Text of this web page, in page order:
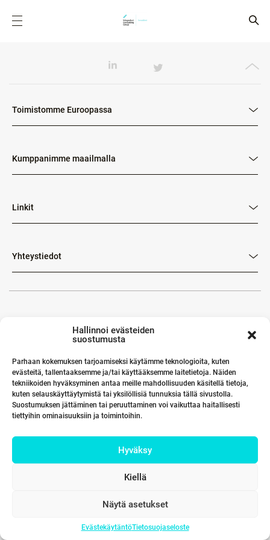
Hallinnoi evästeiden
suostumusta
Parhaan kokemuksen tarjoamiseksi käytämme teknologioita, kuten
evästeitä, tallentaaksemme ja/tai käyttääksemme laitetietoja. Näiden
tekniikoiden hyväksyminen antaa meille mahdollisuuden käsitellä tietoja,
kuten selauskäyttäytymistä tai yksilöllisiä tunnuksia tällä sivustolla.
Suostumuksen jättäminen tai peruuttaminen voi vaikuttaa haitallisesti
tiettyihin ominaisuuksiin ja toimintoihin.
Hyväksy
Kiellä
Näytä asetukset
EvästekäytäntöTietosuojaseloste
Toimistomme Euroopassa
Kumppanimme maailmalla
Linkit
Yhteystiedot